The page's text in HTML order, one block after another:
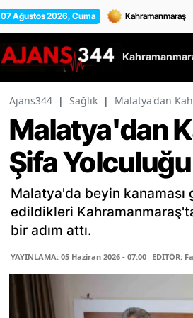
07 Ağustos 2026, Cuma
Ajans344 | Sağlık | Malatya'dan
Malatya'dan
Şifa Yolculuğu
Malatya'da beyin
edildikleri
bir adım attı.
YAYINLAMA: 05 Haziran 2026 - 07:00 EDİTÖR: